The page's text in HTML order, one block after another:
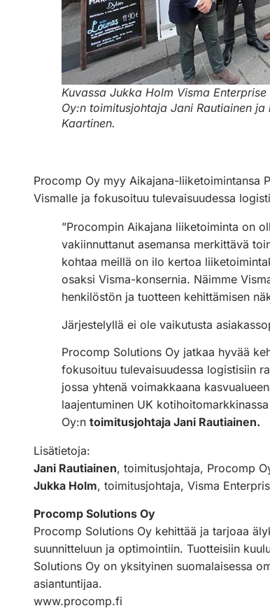
Kuvassa Jukka Holm Visma
Oy:n toimitusjohtaja Jani Rautiainen
Kaartinen.
Procomp Oy myy Aikajana-liiketoimintansa
Vismalle ja fokusoituu tulevaisuudessa
”Procompin Aikajana liiketoiminta on
vakiinnuttanut asemansa merkittävä
kohtaa meillä on ilo kertoa
osaksi Visma-konsernia. Näimme
henkilöstön ja tuotteen kehittämisen
Järjestelyllä ei ole vaikutusta
Procomp Solutions Oy jatkaa hyvää
fokusoituu tulevaisuudessa logistisiin
jossa yhtenä voimakkaana
laajentuminen UK
Oy:n toimitusjohtaja Jani Rautiainen.
Lisätietoja:
Jani Rautiainen, toimitusjohtaja, Procomp
Jukka Holm, toimitusjohtaja, Visma
Procomp Solutions Oy
Procomp Solutions Oy kehittää ja tarjoaa
suunnitteluun ja optimointiin. Tuotteisiin
Solutions Oy on yksityinen suomalaisessa
asiantuntijaa.
www.procomp.fi